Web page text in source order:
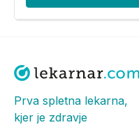
Prva spletna lekarna,
kjer je zdravje